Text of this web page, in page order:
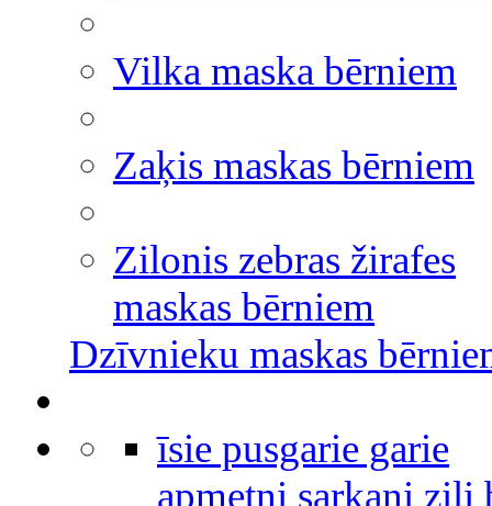
Vilka maska bērniem
Zaķis maskas bērniem
Zilonis zebras žirafes
maskas bērniem
Dzīvnieku maskas
īsie pusgarie garie
apmetņi sarkani zili